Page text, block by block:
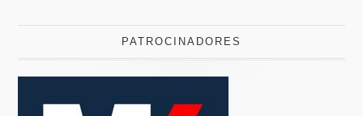
PATROCINADORES